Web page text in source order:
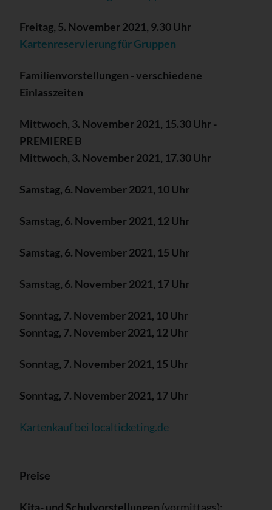
Freitag, 5. November 2021, 9.30 Uhr
Kartenreservierung für Gruppen
Familienvorstellungen - verschiedene
Einlasszeiten
Mittwoch, 3. November 2021, 15.30 Uhr -
PREMIERE B
Mittwoch, 3. November 2021, 17.30 Uhr
Samstag, 6. November 2021, 10 Uhr
Samstag, 6. November 2021, 12 Uhr
Samstag, 6. November 2021, 15 Uhr
Samstag, 6. November 2021, 17 Uhr
Sonntag, 7. November 2021, 10 Uhr
Sonntag, 7. November 2021, 12 Uhr
Sonntag, 7. November 2021, 15 Uhr
Sonntag, 7. November 2021, 17 Uhr
Kartenkauf bei localticketing.de
Preise
Kita- und Schulvorstellungen (vormittags):